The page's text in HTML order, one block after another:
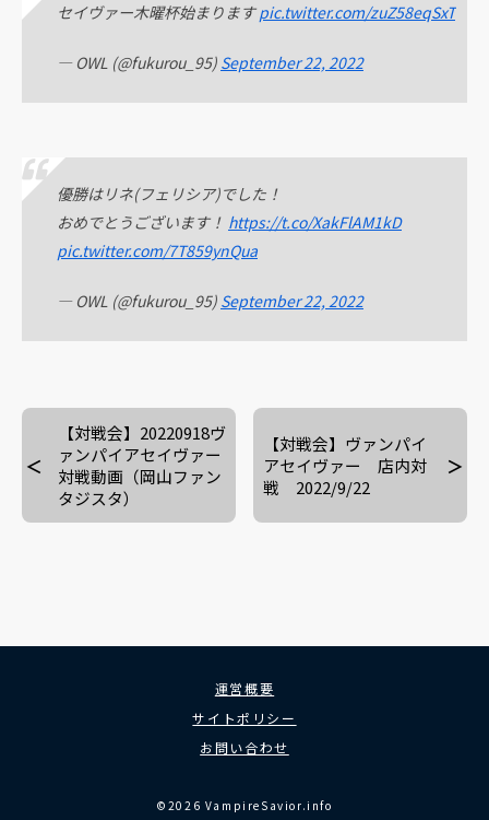
セイヴァー木曜杯始まりますpic.twitter.com/zuZ58eqSxT
— OWL (@fukurou_95) September 22, 2022
優勝はリネ(フェリシア)でした！
おめでとうございます！ https://t.co/XakFlAM1kD
pic.twitter.com/7T859ynQua
— OWL (@fukurou_95) September 22, 2022
【対戦会】20220918ヴ
ァンパイアセイヴァー
対戦動画（岡山ファン
タジスタ）
【対戦会】ヴァンパイ
アセイヴァー 店内対
戦 2022/9/22
運営概要
サイトポリシー
お問い合わせ
©2026 VampireSavior.info